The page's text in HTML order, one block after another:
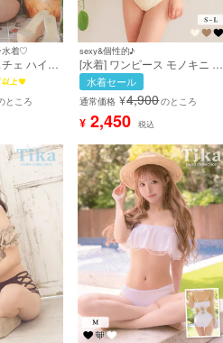
水着♡
ェ ハイウ
ーリー
体型カバ
ピンク
XLサイ
(若林
ところ
sexy&個性的♪
[水着] ワンピース モノキニ レ
ディース ブラウン モカ 茶色
ゴールド金具 ヘルシー 海外風
セクシー ギャル 体型カバー
ハイウエスト ビキニ (早河ル
カ着用) [tk-sw20620b]
水着セール
通常価格 ¥4,900のところ
¥ 2,450 税込